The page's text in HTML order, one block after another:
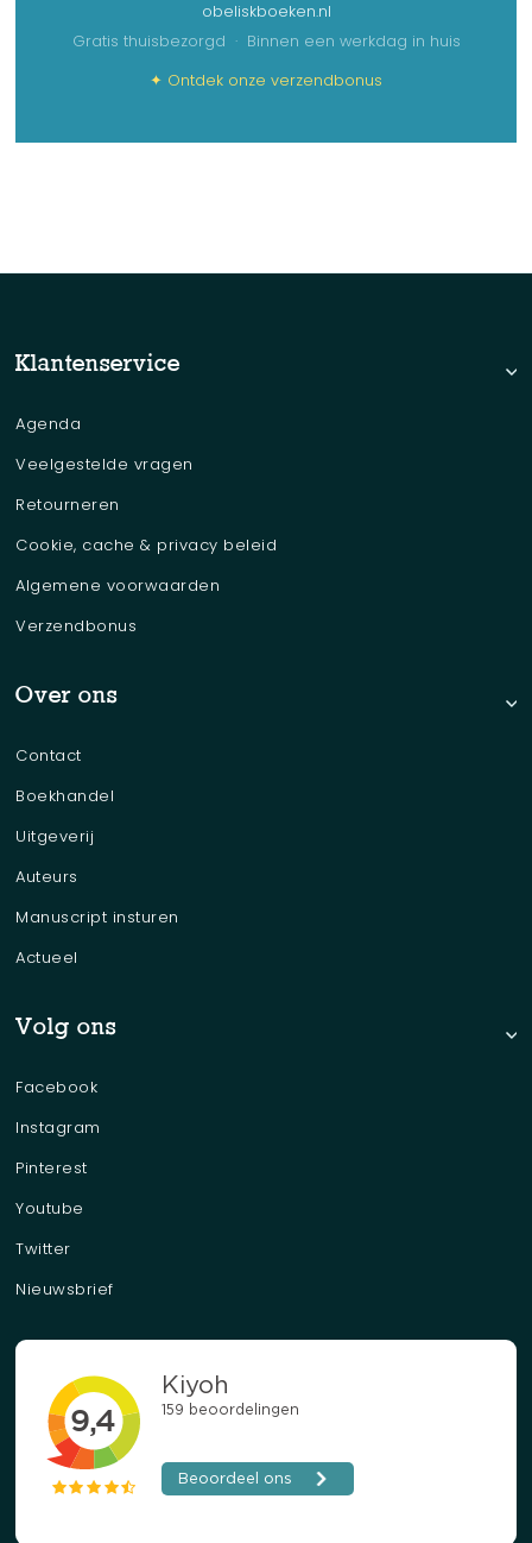
obeliskboeken.nl
Gratis thuisbezorgd · Binnen een werkdag in huis
✦ Ontdek onze verzendbonus
Klantenservice
Agenda
Veelgestelde vragen
Retourneren
Cookie, cache & privacy beleid
Algemene voorwaarden
Verzendbonus
Over ons
Contact
Boekhandel
Uitgeverij
Auteurs
Manuscript insturen
Actueel
Volg ons
Facebook
Instagram
Pinterest
Youtube
Twitter
Nieuwsbrief